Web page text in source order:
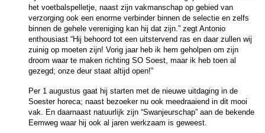
het voetbalspelletje, naast zijn vakmanschap op gebied van
verzorging ook een enorme verbinder binnen de selectie en zelfs
binnen de gehele vereniging kan hij dat zijn.” zegt Antonio
enthousiast “Hij behoord tot een uitstervend ras en daar zullen wij
zuinig op moeten zijn! Vorig jaar heb ik hem geholpen om zijn
droom waar te maken richting SO Soest, maar ik heb toen al
gezegd; onze deur staat altijd open!”
Per 1 augustus gaat hij starten met de nieuwe uitdaging in de
Soester horeca; naast bezoeker nu ook meedraaiend in dit mooi
vak. En daarnaast natuurlijk zijn “Swanjeurschap” aan de bekende
Eemweg waar hij ook al jaren werkzaam is geweest.